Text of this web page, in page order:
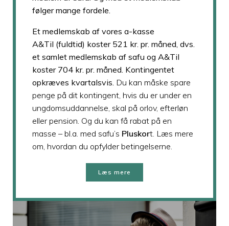
følger mange fordele.
Et medlemskab af vores a-kasse
A&Til (fuldtid) koster 521 kr. pr. måned, dvs.
et samlet medlemskab af safu og A&Til
koster 704 kr. pr. måned. Kontingentet
opkræves kvartalsvis. Du kan måske spare
penge på dit kontingent, hvis du er under en
ungdomsuddannelse, skal på orlov, efterløn
eller pension. Og du kan få rabat på en
masse – bl.a. med safu’s Pluskort. Læs mere
om, hvordan du opfylder betingelserne.
Læs mere